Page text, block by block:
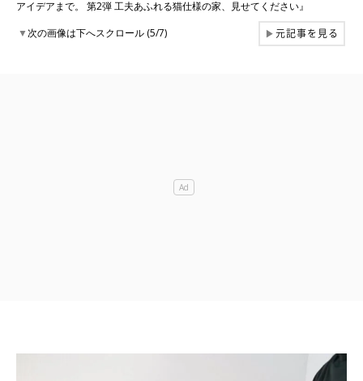
アイデアまで。 第2弾 工夫あふれる猫仕様の家、見せてください』
▼次の画像は下へスクロール (5/7) ▶元記事を見る